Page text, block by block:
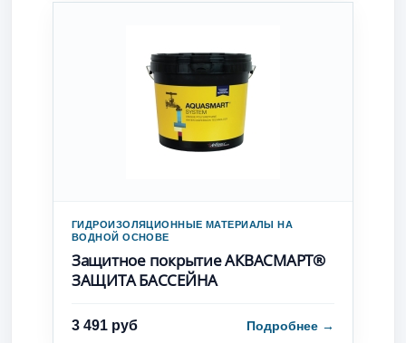
ГИДРОИЗОЛЯЦИОННЫЕ МАТЕРИАЛЫ НА
ВОДНОЙ ОСНОВЕ
Защитное покрытие АКВАСМАРТ®
ЗАЩИТА БАССЕЙНА
3 491 руб Подробнее →